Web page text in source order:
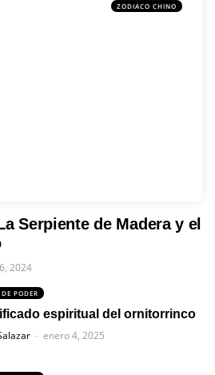
ZODIACO CHINO
Serpiente de Madera y el
2024
PODER
espiritual del ornitorrinco
enero 4, 2025